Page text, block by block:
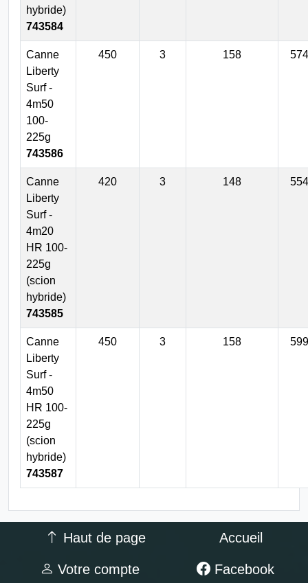
hybride)
743584
Canne
Liberty
Surf -
4m50
100-
225g
743586
450 3 158 574
Canne
Liberty
Surf -
4m20
HR 100-
225g
(scion
hybride)
743585
420 3 148 554
Canne
Liberty
Surf -
4m50
HR 100-
225g
(scion
hybride)
743587
450 3 158 599
Haut de page Accueil
Votre compte Facebook